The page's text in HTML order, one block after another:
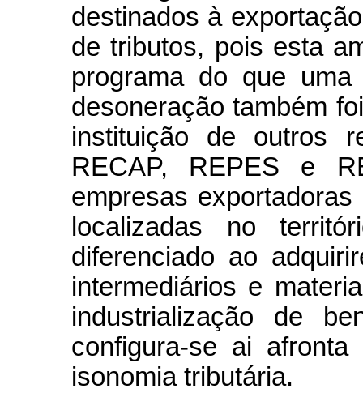
destinados à
de tributos, pois esta
programa do que
desoneração também
instituição de outros
RECAP, REPES e
empresas
localizadas no
diferenciado ao
intermediários e
industrialização de
configura-se ai
isonomia tributária.